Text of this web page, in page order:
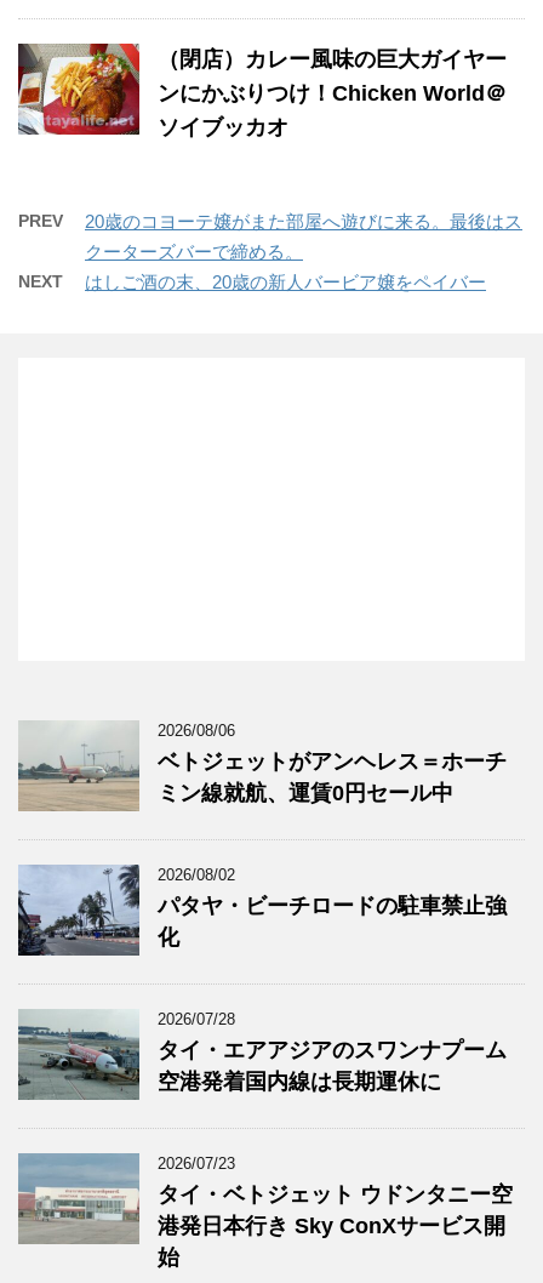
（閉店）カレー風味の巨大ガイヤー
ンにかぶりつけ！Chicken World＠
ソイブッカオ
PREV
20歳のコヨーテ嬢がまた部屋へ遊びに来る。最後はス
クーターズバーで締める。
NEXT はしご酒の末、20歳の新人バービア嬢をペイバー
2026/08/06
ベトジェットがアンヘレス＝ホーチ
ミン線就航、運賃0円セール中
2026/08/02
パタヤ・ビーチロードの駐車禁止強
化
2026/07/28
タイ・エアアジアのスワンナプーム
空港発着国内線は長期運休に
2026/07/23
タイ・ベトジェット ウドンタニー空
港発日本行き Sky ConXサービス開
始